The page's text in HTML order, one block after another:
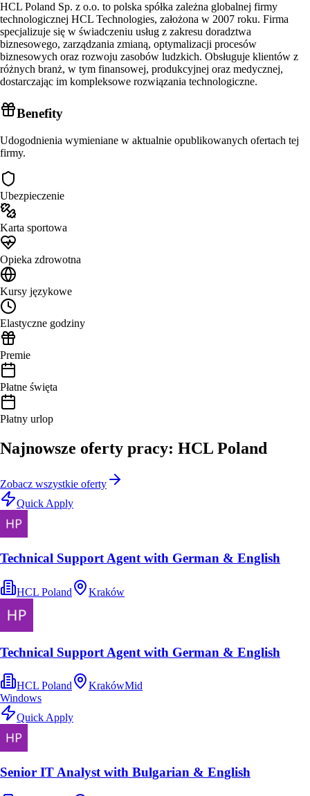
HCL Poland Sp. z o.o. to polska spółka zależna globalnej firmy
technologicznej HCL Technologies, założona w 2007 roku. Firma
specjalizuje się w świadczeniu usług z zakresu doradztwa
biznesowego, zarządzania zmianą, optymalizacji procesów
biznesowych oraz rozwoju zasobów ludzkich. Obsługuje klientów z
różnych branż, w tym finansowej, produkcyjnej oraz medycznej,
dostarczając im kompleksowe rozwiązania technologiczne.
Benefity
Udogodnienia wymieniane w aktualnie opublikowanych ofertach tej
firmy.
Ubezpieczenie
Karta sportowa
Opieka zdrowotna
Kursy językowe
Elastyczne godziny
Premie
Płatne święta
Płatny urlop
Najnowsze oferty pracy: HCL Poland
Zobacz wszystkie oferty
Quick Apply
Technical Support Agent with German & English
HCL Poland Kraków
Technical Support Agent with German & English
HCL Poland KrakówMid
Windows
Quick Apply
Senior IT Analyst with Bulgarian & English